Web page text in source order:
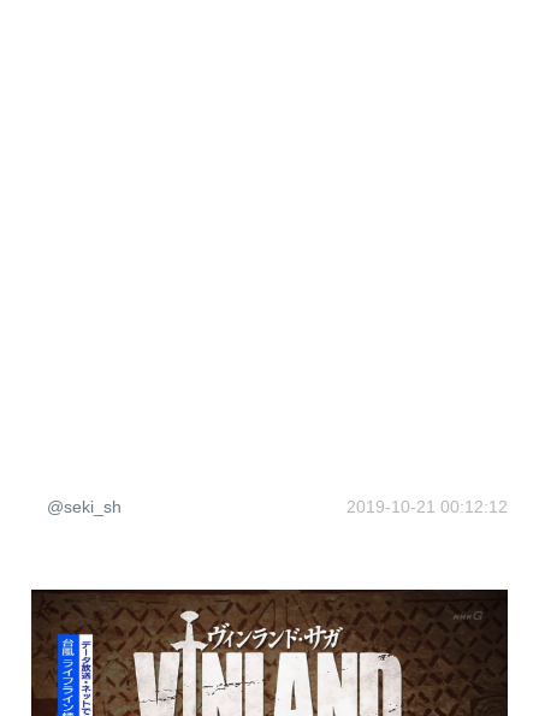
@seki_sh 2019-10-21 00:12:12